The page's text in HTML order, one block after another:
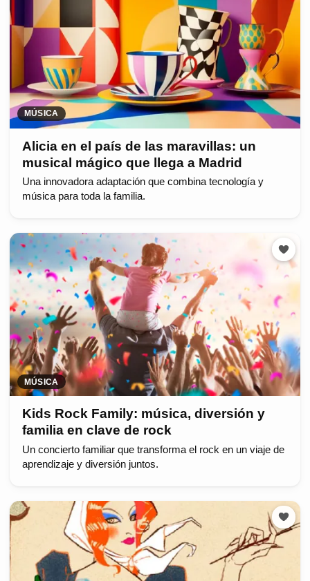
MÚSICA
Alicia en el país de las maravillas: un
musical mágico que llega a Madrid
Una innovadora adaptación que combina tecnología y
música para toda la familia.
MÚSICA
Kids Rock Family: música, diversión y
familia en clave de rock
Un concierto familiar que transforma el rock en un viaje de
aprendizaje y diversión juntos.